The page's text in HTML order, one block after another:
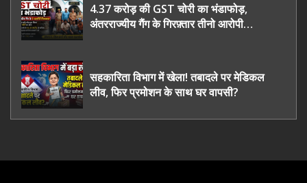
4.37 करोड़ की GST चोरी का भंडाफोड़,
अंतरराज्यीय गैंग के गिरफ़्तार तीनो आरोपी
सहकारिता विभाग में खेला! तबादले पर मेडिकल
लीव, फिर प्रमोशन के साथ घर वापसी?